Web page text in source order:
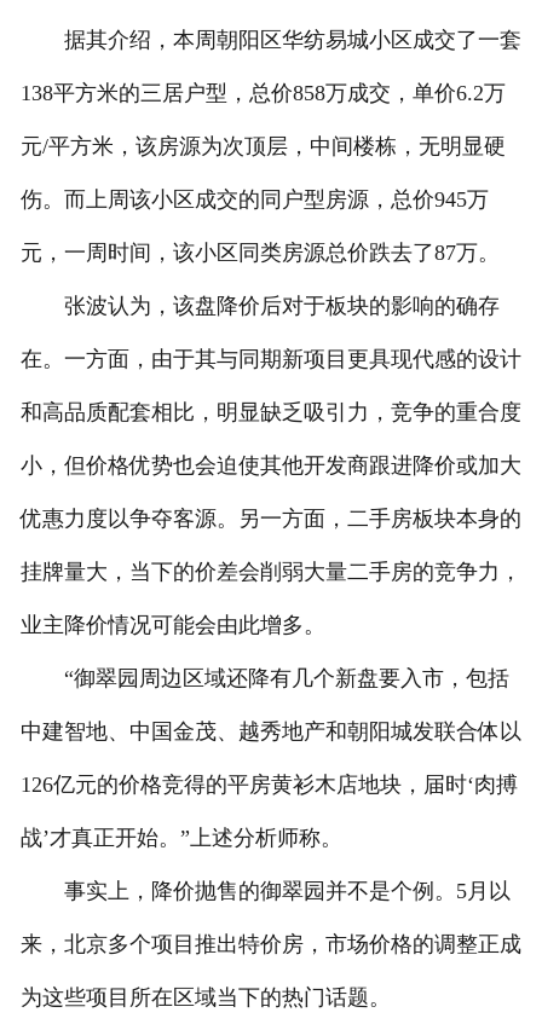
据其介绍，本周朝阳区华纺易城小区成交了一套
138平方米的三居户型，总价858万成交，单价6.2万
元/平方米，该房源为次顶层，中间楼栋，无明显硬
伤。而上周该小区成交的同户型房源，总价945万
元，一周时间，该小区同类房源总价跌去了87万。
张波认为，该盘降价后对于板块的影响的确存
在。一方面，由于其与同期新项目更具现代感的设计
和高品质配套相比，明显缺乏吸引力，竞争的重合度
小，但价格优势也会迫使其他开发商跟进降价或加大
优惠力度以争夺客源。另一方面，二手房板块本身的
挂牌量大，当下的价差会削弱大量二手房的竞争力，
业主降价情况可能会由此增多。
“御翠园周边区域还降有几个新盘要入市，包括
中建智地、中国金茂、越秀地产和朝阳城发联合体以
126亿元的价格竞得的平房黄衫木店地块，届时‘肉搏
战’才真正开始。”上述分析师称。
事实上，降价抛售的御翠园并不是个例。5月以
来，北京多个项目推出特价房，市场价格的调整正成
为这些项目所在区域当下的热门话题。